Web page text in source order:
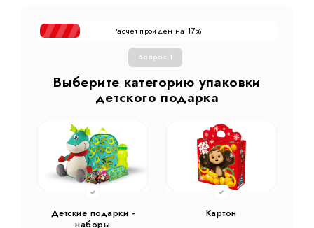
Расчет пройден на 17%
Вопрос 1
Выберите категорию упаковки
детского подарка
Детские подарки -
наборы
Картон